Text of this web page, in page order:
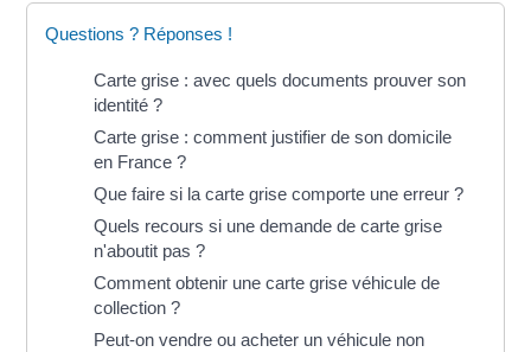
Questions ? Réponses !
Carte grise : avec quels documents prouver son
identité ?
Carte grise : comment justifier de son domicile
en France ?
Que faire si la carte grise comporte une erreur ?
Quels recours si une demande de carte grise
n'aboutit pas ?
Comment obtenir une carte grise véhicule de
collection ?
Peut-on vendre ou acheter un véhicule non